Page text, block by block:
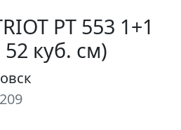
PT 553 1+1
куб. см)